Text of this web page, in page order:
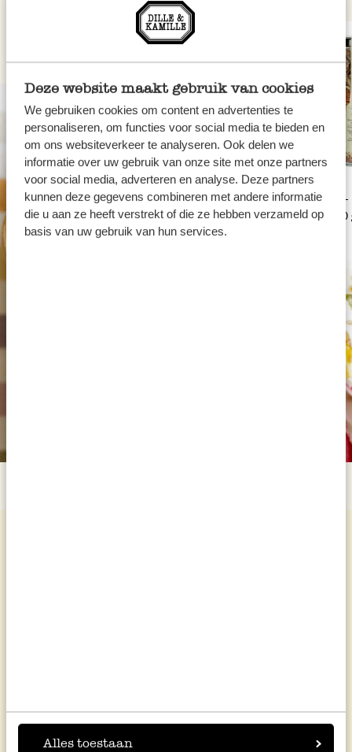
Deze website maakt gebruik van cookies
We gebruiken cookies om content en advertenties te
personaliseren, om functies voor social media te bieden en
om ons websiteverkeer te analyseren. Ook delen we
informatie over uw gebruik van onze site met onze partners
voor social media, adverteren en analyse. Deze partners
kunnen deze gegevens combineren met andere informatie
die u aan ze heeft verstrekt of die ze hebben verzameld op
basis van uw gebruik van hun services.
Alles toestaan
Azijn, witte wijn, chardonnay,
250 ml
Hartige noten-
biologisch, 150